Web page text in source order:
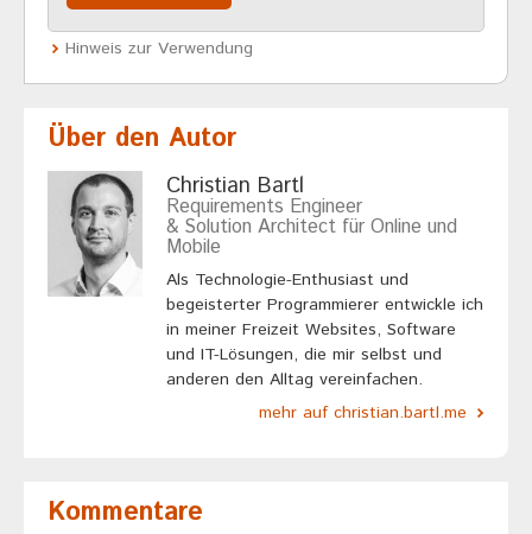
Hinweis zur Verwendung
Über den Autor
Christian Bartl
Requirements Engineer
& Solution Architect für Online und
Mobile
Als Technologie-Enthusiast und
begeisterter Programmierer entwickle ich
in meiner Freizeit Websites, Software
und IT-Lösungen, die mir selbst und
anderen den Alltag vereinfachen.
mehr auf christian.bartl.me
Kommentare